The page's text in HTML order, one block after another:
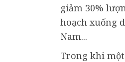
giảm 30%
hoạch xuống
Nam...
Trong khi